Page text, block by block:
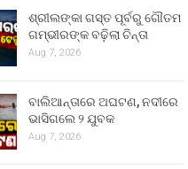
ଶ୍ରୀଲଙ୍କା ଗସ୍ତ ପୂର୍ବରୁ ଗୌତମ
ଗମ୍ଭୀରଙ୍କ ବଢ଼ିଲା ଚିନ୍ତା
Aug 7, 2026
ବାଲିଆନ୍ତାରେ ଅଘଟଣ, ନଦୀରେ
ଭାସିଗଲେ ୨ ଯୁବକ
Aug 7, 2026